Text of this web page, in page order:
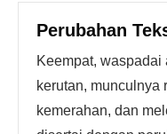
Perubahan
Keempat,
kerutan, munculnya
kemerahan, dan